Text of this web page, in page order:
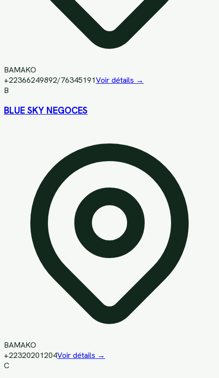
BAMAKO
+22366249892/76345191Voir détails →
B
BLUE SKY NEGOCES
BAMAKO
+22320201204Voir détails →
C